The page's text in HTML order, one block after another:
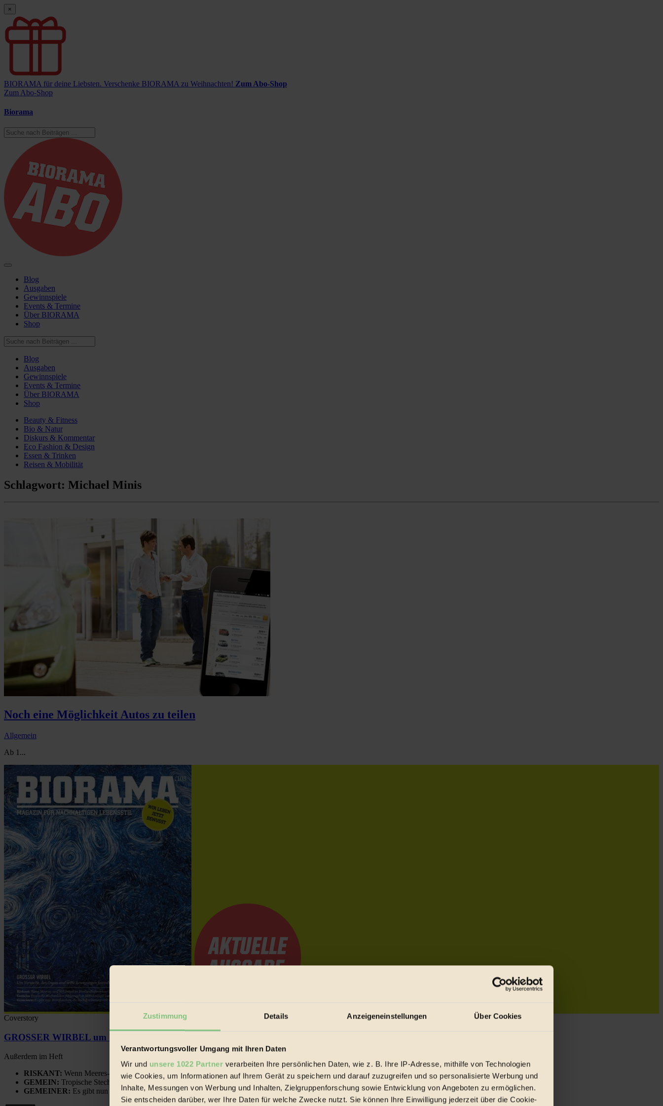
Zustimmung Details Anzeigeneinstellungen Über Cookies
Verantwortungsvoller Umgang mit Ihren Daten
Wir und unsere 1022 Partner verarbeiten Ihre persönlichen Daten, wie z. B. Ihre IP-Adresse, mithilfe von Technologien
wie Cookies, um Informationen auf Ihrem Gerät zu speichern und darauf zuzugreifen und so personalisierte Werbung und
Inhalte, Messungen von Werbung und Inhalten, Zielgruppenforschung sowie Entwicklung von Angeboten zu ermöglichen.
Sie entscheiden darüber, wer Ihre Daten für welche Zwecke nutzt. Sie können Ihre Einwilligung jederzeit über die Cookie-
×
BIORAMA für deine Liebsten. Verschenke BIORAMA zu Weihnachten! Zum Abo-Shop
Zum Abo-Shop
Biorama
Blog
Ausgaben
Gewinnspiele
Events & Termine
Über BIORAMA
Shop
Blog
Ausgaben
Gewinnspiele
Events & Termine
Über BIORAMA
Shop
Beauty & Fitness
Bio & Natur
Diskurs & Kommentar
Eco Fashion & Design
Essen & Trinken
Reisen & Mobilität
Schlagwort: Michael Minis
Noch eine Möglichkeit Autos zu teilen
Allgemein
Ab 1...
Coverstory
GROSSER WIRBEL um Versuche, den Ozean und seine Bewegungen festzuhalten.
Außerdem im Heft
RISKANT: Wenn Meeres- und Wildvögel im Freilandhühnerbetrieb vorbeischauen.
GEMEIN: Tropische Stechmücken fühlen sich in Mitteleuropa inziwschen oft zu Hause.
GEMEINER: Es gibt nun Weinflaschen, die nach Entleerung voll wieder zu dir zurückkommen.